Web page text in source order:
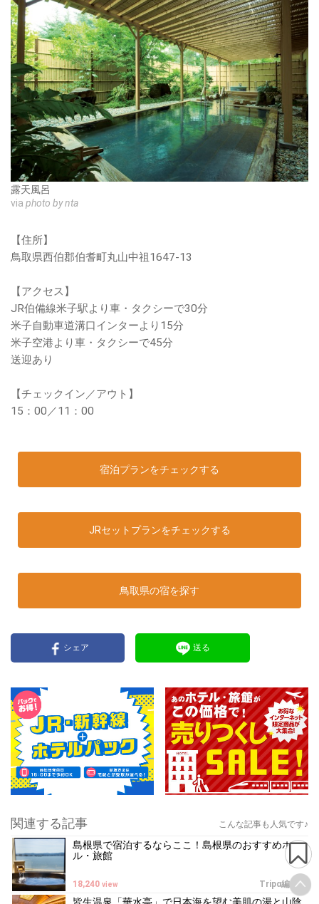
露天風呂
via photo by nta
【住所】
鳥取県西伯郡伯耆町丸山中祖1647-13
【アクセス】
JR伯備線米子駅より車・タクシーで30分
米子自動車道溝口インターより15分
米子空港より車・タクシーで45分
送迎あり
【チェックイン／アウト】
15：00／11：00
宿泊プランをチェックする
JRセットプランをチェックする
鳥取県の宿を探す
シェア 送る
関連する記事 こんな記事も人気です♪
島根県で宿泊するならここ！島根県のおすすめホテ
ル・旅館
Tripα編集部
18,240 view